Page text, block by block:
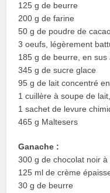
125 g de beurre
200 g de farine
50 g de poudre de
3 oeufs, légèrement
185 g de beurre, en
345 g de sucre glace
95 g de lait concentré
1 cuillère à soupe de
1 sachet de levure
465 g Maltesers
Ganache :
300 g de chocolat noir
125 ml de crème
30 g de beurre